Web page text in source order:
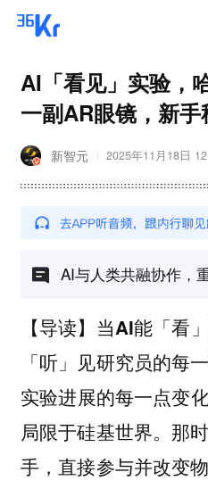
AI「看见」实验，
一副AR眼镜，新
新智元 2025年11月18日
AI与人类共融协作，
【导读】当AI能「看
「听」见研究员的每
实验进展的每一点
局限于硅基世界。那
手，直接参与并改变